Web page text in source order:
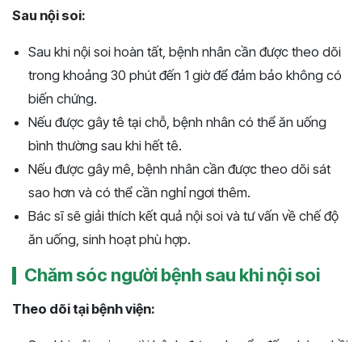
Sau nội soi:
Sau khi nội soi hoàn tất, bệnh nhân cần được theo dõi
trong khoảng 30 phút đến 1 giờ để đảm bảo không có
biến chứng.
Nếu được gây tê tại chỗ, bệnh nhân có thể ăn uống
bình thường sau khi hết tê.
Nếu được gây mê, bệnh nhân cần được theo dõi sát
sao hơn và có thể cần nghỉ ngơi thêm.
Bác sĩ sẽ giải thích kết quả nội soi và tư vấn về chế độ
ăn uống, sinh hoạt phù hợp.
Chăm sóc người bệnh sau khi nội soi
Theo dõi tại bệnh viện: